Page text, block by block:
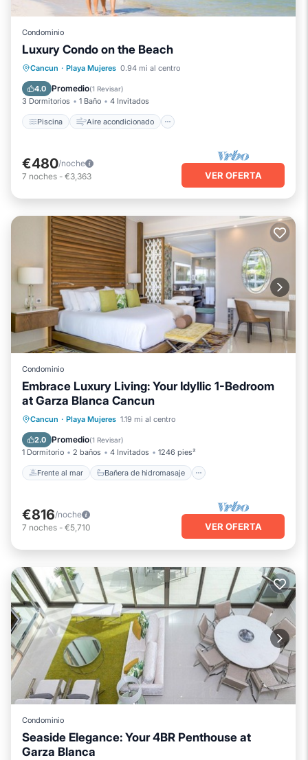
Condominio
Luxury Condo on the Beach
Cancun · Playa Mujeres 0.94 mi al centro
4.0 Promedio(1 Revisar)
3 Dormitorios 1 Baño 4 Invitados
Piscina Aire acondicionado
Piscina Aire acondicionado
Apto para niños
€480/noche
7 noches - €3,363 VER OFERTA
Condominio
Embrace Luxury Living: Your Idyllic 1-Bedroom
at Garza Blanca Cancun
Cancun · Playa Mujeres 1.19 mi al centro
2.0 Promedio(1 Revisar)
1 Dormitorio 2 baños 4 Invitados 1246 pies²
Frente al mar Bañera de hidromasaje
Frente al mar
Bañera de hidromasaje
Desayuno
€816/noche
7 noches - €5,710 VER OFERTA
Condominio
Seaside Elegance: Your 4BR Penthouse at
Garza BlancaFrente al mar